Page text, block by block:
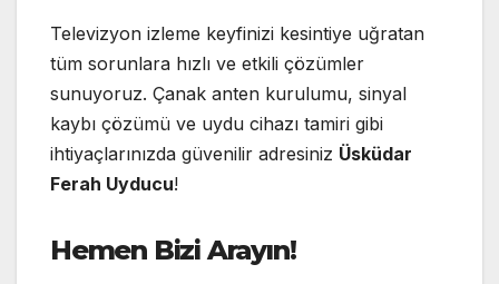
Televizyon izleme keyfinizi kesintiye uğratan
tüm sorunlara hızlı ve etkili çözümler
sunuyoruz. Çanak anten kurulumu, sinyal
kaybı çözümü ve uydu cihazı tamiri gibi
ihtiyaçlarınızda güvenilir adresiniz Üsküdar
Ferah Uyducu!
Hemen Bizi Arayın!